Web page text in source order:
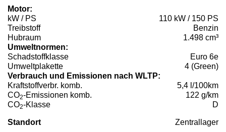
Motor:
kW / PS
110 kW / 150 PS
Treibstoff
Benzin
Hubraum
1.498 cm³
Umweltnormen:
Schadstoffklasse
Euro 6e
Umweltplakette
4 (Green)
Verbrauch und Emissionen nach WLTP:
Kraftstoffverbr. komb.
5,4 l/100km
CO2-Emissionen komb.
122 g/km
CO2-Klasse D
Standort Zentrallager